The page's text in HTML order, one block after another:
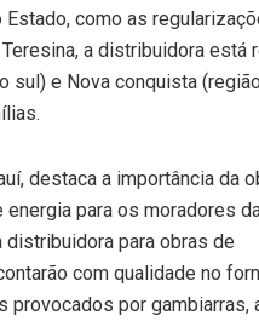
como as
a distribuidora está
sul) e Nova conquista
destaca a importância da
para os moradores
para obras de
com qualidade no
por gambiarras,